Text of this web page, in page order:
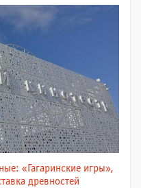
«Гагаринские игры»,
древностей